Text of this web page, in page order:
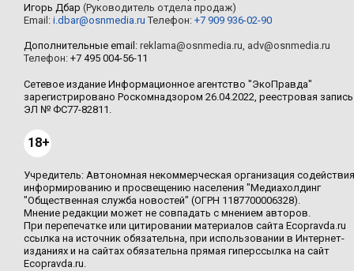
Игорь Дбар (Руководитель отдела продаж)
Email: i.dbar@osnmedia.ru Телефон: +7 909 936-02-90
Дополнительные email: reklama@osnmedia.ru, adv@osnmedia.ru
Телефон: +7 495 004-56-11
Сетевое издание Информационное агентство "ЭкоПравда"
зарегистрировано Роскомнадзором 26.04.2022, реестровая запись
ЭЛ № ФС77-82811.
18+
Учредитель: Автономная некоммерческая организация содействия
информированию и просвещению населения "Медиахолдинг
"Общественная служба новостей" (ОГРН 1187700006328).
Мнение редакции может не совпадать с мнением авторов.
При перепечатке или цитировании материалов сайта Ecopravda.ru
ссылка на источник обязательна, при использовании в Интернет-
изданиях и на сайтах обязательна прямая гиперссылка на сайт
Ecopravda.ru.